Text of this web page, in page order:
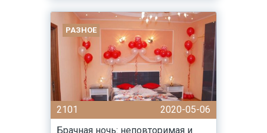
РАЗНОЕ
2101
2020-05-06
Брачная ночь: неповторимая и